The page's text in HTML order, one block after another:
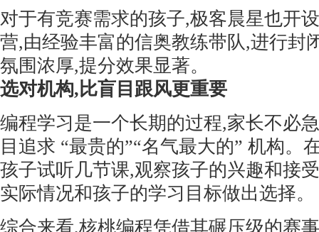
对于有竞赛需求的孩子,极客晨星也开
营,由经验丰富的信奥教练带队,进行封
氛围浓厚,提分效果显著。
选对机构,比盲目跟风更重要
编程学习是一个长期的过程,家长不必
目追求 “最贵的”“名气最大的” 机构。
孩子试听几节课,观察孩子的兴趣和接
实际情况和孩子的学习目标做出选择。
综合来看,核桃编程凭借其碾压级的赛